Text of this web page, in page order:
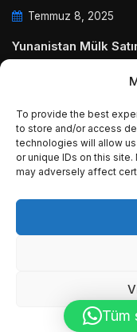
To provide the best
to store and/or access
technologies will allow
or unique IDs on this
may adversely affect
Temmuz 8, 2025
Yunanistan Mülk
July 2025
Temmuz 5, 2025
© Copyright
Tüm